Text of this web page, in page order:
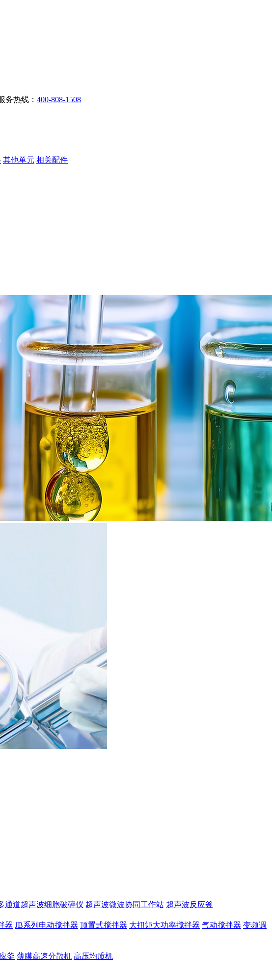
务热线： 400-808-1508
其他单元 相关配件
通道超声波细胞破碎仪 超声波微波协同工作站 超声波反应釜
器 JB系列电动搅拌器 顶置式搅拌器 大扭矩大功率搅拌器 气动搅拌器 变频调
釜 薄膜高速分散机 高压均质机